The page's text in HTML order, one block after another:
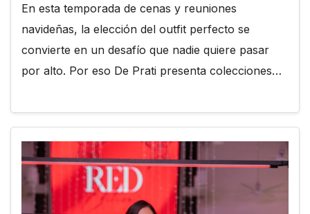
En esta temporada de cenas y reuniones
navideñas, la elección del outfit perfecto se
convierte en un desafío que nadie quiere pasar
por alto. Por eso De Prati presenta colecciones…